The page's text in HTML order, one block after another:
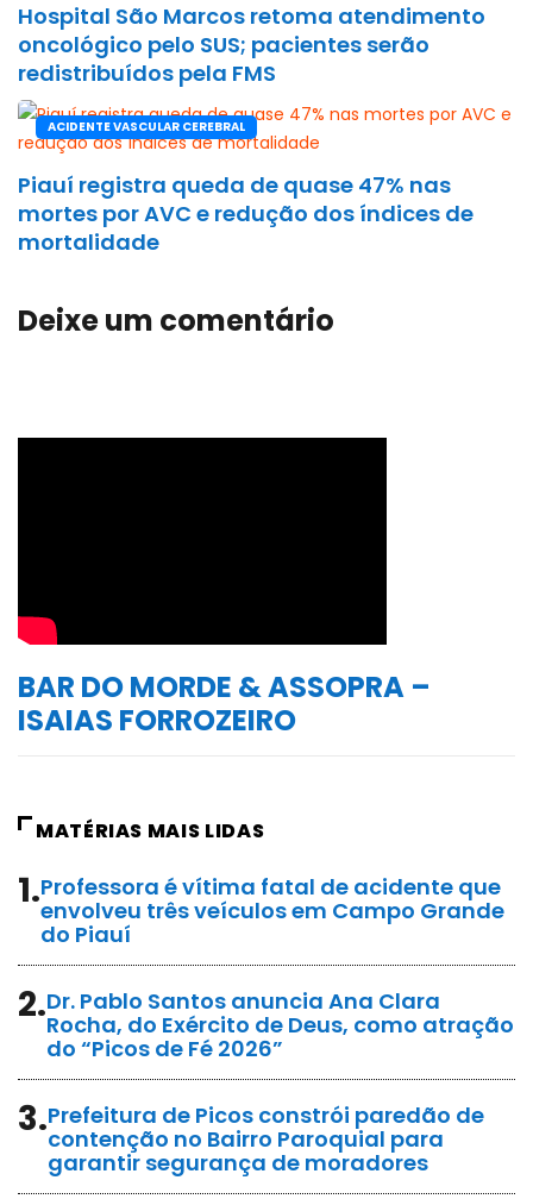
Hospital São Marcos retoma atendimento
oncológico pelo SUS; pacientes serão
redistribuídos pela FMS
ACIDENTE VASCULAR CEREBRAL
Piauí registra queda de quase 47% nas
mortes por AVC e redução dos índices de
mortalidade
Deixe um comentário
BAR DO MORDE & ASSOPRA –
ISAIAS FORROZEIRO
MATÉRIAS MAIS LIDAS
1.Professora é vítima fatal de acidente que
envolveu três veículos em Campo Grande
do Piauí
2.Dr. Pablo Santos anuncia Ana Clara
Rocha, do Exército de Deus, como atração
do “Picos de Fé 2026”
3.Prefeitura de Picos constrói paredão de
contenção no Bairro Paroquial para
garantir segurança de moradores